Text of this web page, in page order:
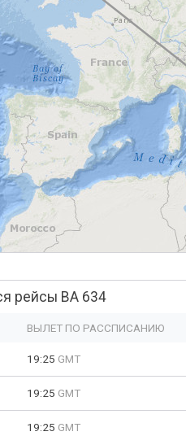
рейсы BA 634
ВЫЛЕТ ПО РАССПИСАНИЮ
19:25 GMT
19:25 GMT
19:25 GMT